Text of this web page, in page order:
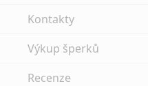
Kontakty
Výkup šperků
Recenze